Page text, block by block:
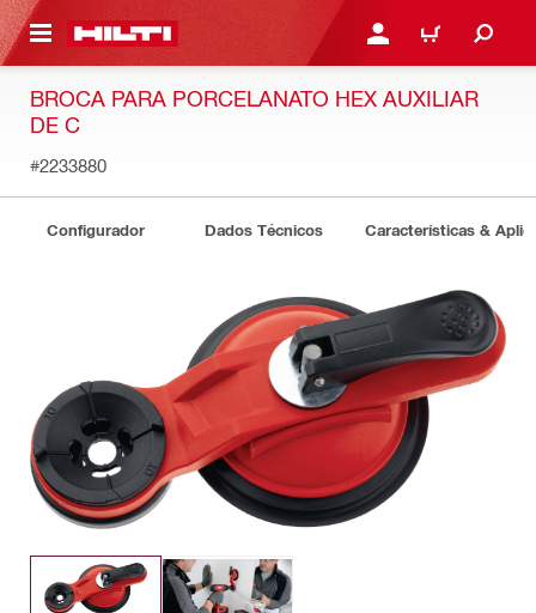
PRINCIPAL ENTRAR OU CADASTRAR
CARRINHO
BROCA PARA PORCELANATO HEX AUXILIAR
DE C
#2233880
Configurador Dados Técnicos Características &